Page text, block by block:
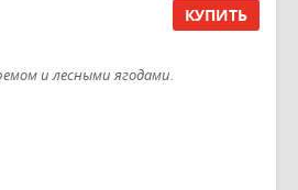
КУПИТЬ
и лесными ягодами.